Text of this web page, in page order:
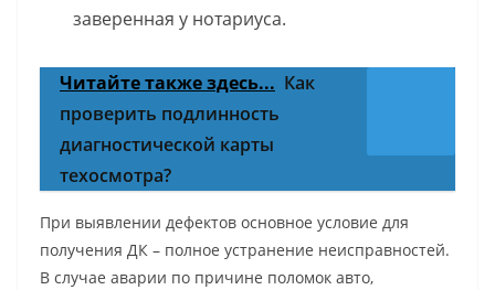
заверенная у нотариуса.
Читайте также здесь... Как
проверить подлинность
диагностической карты
техосмотра?
При выявлении дефектов основное условие для
получения ДК – полное устранение неисправностей.
В случае аварии по причине поломок авто,